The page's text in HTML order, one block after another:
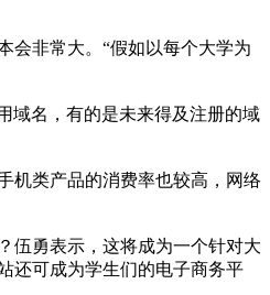
会非常大。“假如以每个大学为
域名，有的是未来得及注册的域
机类产品的消费率也较高，网络
伍勇表示，这将成为一个针对大
还可成为学生们的电子商务平